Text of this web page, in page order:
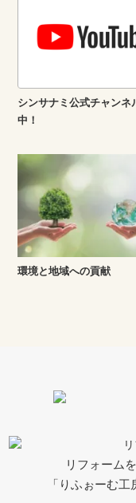
シンサナミ公式チャンネ
中！
環境と地域への貢献
リフォーム
「りふぉーむ